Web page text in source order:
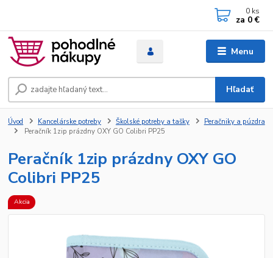
Menu
Hľadať
0 ks
za 0 €
Úvod Kancelárske potreby Školské potreby a tašky
Peračniky a púzdra
Peračník 1zip prázdny OXY GO Colibri PP25
Peračník 1zip prázdny OXY GO
Colibri PP25
Akcia